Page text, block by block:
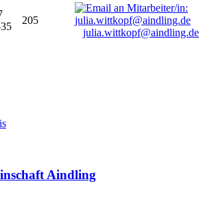
205
julia.wittkopf@aindling.de
Aindling